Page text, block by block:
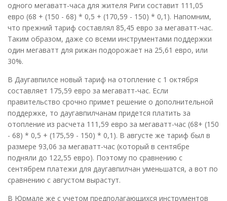
одного мегаватт-часа для жителя Риги составит 111,05
евро (68 + (150 - 68) * 0,5 + (170,59 - 150) * 0,1). Напомним,
что прежний тариф составлял 85,45 евро за мегаватт-час.
Таким образом, даже со всеми инструментами поддержки
один мегаватт для рижан подорожает на 25,61 евро, или
30%.
В Даугавпилсе новый тариф на отопление с 1 октября
составляет 175,59 евро за мегаватт-час. Если
правительство срочно примет решение о дополнительной
поддержке, то даугавпилчанам придется платить за
отопление из расчета 111,59 евро за мегаватт-час (68+ (150
- 68) * 0,5 + (175,59 - 150) * 0,1). В августе же тариф был в
размере 93,06 за мегаватт-час (который в сентябре
подняли до 122,55 евро). Поэтому по сравнению с
сентябрем платежи для даугавпилчан уменьшатся, а вот по
сравнению с августом вырастут.
В Юрмале же с учетом предполагающихся инструментов